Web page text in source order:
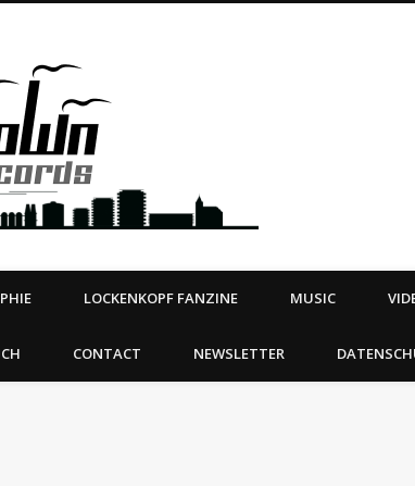
| BOOKING
LOCKENKOPF FANZINE MUSIC
CONTACT NEWSLETTER